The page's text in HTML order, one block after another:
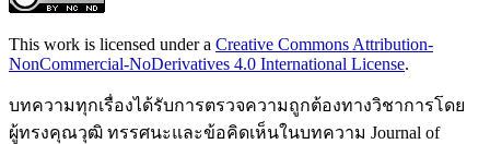
This work is licensed under a Creative Commons Attribution-
NonCommercial-NoDerivatives 4.0 International License.
บทความทุกเรื่องได้รับการตรวจความถูกต้องทางวิชาการโดย
ผู้ทรงคุณวุฒิ ทรรศนะและข้อคิดเห็นในบทความ Journal of